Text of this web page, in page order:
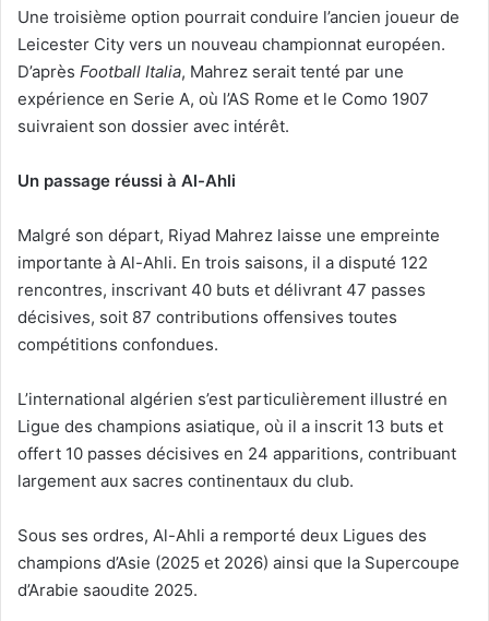
Une troisième option pourrait conduire l’ancien joueur de
Leicester City vers un nouveau championnat européen.
D’après Football Italia, Mahrez serait tenté par une
expérience en Serie A, où l’AS Rome et le Como 1907
suivraient son dossier avec intérêt.
Un passage réussi à Al-Ahli
Malgré son départ, Riyad Mahrez laisse une empreinte
importante à Al-Ahli. En trois saisons, il a disputé 122
rencontres, inscrivant 40 buts et délivrant 47 passes
décisives, soit 87 contributions offensives toutes
compétitions confondues.
L’international algérien s’est particulièrement illustré en
Ligue des champions asiatique, où il a inscrit 13 buts et
offert 10 passes décisives en 24 apparitions, contribuant
largement aux sacres continentaux du club.
Sous ses ordres, Al-Ahli a remporté deux Ligues des
champions d’Asie (2025 et 2026) ainsi que la Supercoupe
d’Arabie saoudite 2025.